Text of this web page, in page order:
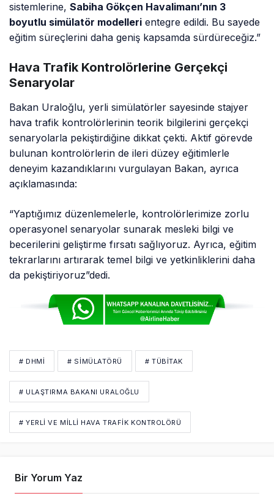
sistemlerine,Sabiha Gökçen Havalimanı’nın 3
boyutlu simülatör modelleri entegre edildi. Bu sayede
eğitim süreçlerini daha geniş kapsamda sürdüreceğiz.”
Hava Trafik Kontrolörlerine Gerçekçi
Senaryolar
Bakan Uraloğlu, yerli simülatörler sayesinde stajyer
hava trafik kontrolörlerinin teorik bilgilerini gerçekçi
senaryolarla pekiştirdiğine dikkat çekti. Aktif görevde
bulunan kontrolörlerin de ileri düzey eğitimlerle
deneyim kazandıklarını vurgulayan Bakan, ayrıca
açıklamasında:
“Yaptığımız düzenlemelerle, kontrolörlerimize zorlu
operasyonel senaryolar sunarak mesleki bilgi ve
becerilerini geliştirme fırsatı sağlıyoruz. Ayrıca, eğitim
tekrarlarını artırarak temel bilgi ve yetkinliklerini daha
da pekiştiriyoruz”dedi.
# DHMİ # SIMÜLATÖRÜ # TÜBİTAK
# ULAŞTIRMA BAKANI URALOĞLU
# YERLI VE MILLI HAVA TRAFIK KONTROLÖRÜ
Bir Yorum Yaz